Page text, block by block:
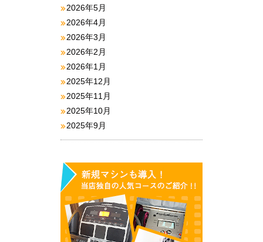
2026年5月
2026年4月
2026年3月
2026年2月
2026年1月
2025年12月
2025年11月
2025年10月
2025年9月